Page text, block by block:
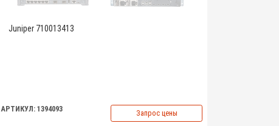
Juniper 710013413
АРТИКУЛ: 1394093 Запрос цены